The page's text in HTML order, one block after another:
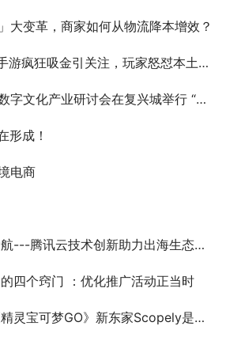
大变革，商家如何从物流降本增效？
狂吸金引关注，玩家怒怼本土换皮游戏
研讨会在复兴城举行 “海南游戏产业服务中心”揭牌
形成！
电商
创新助力出海生态共建》——腾讯云--出海解决方案总架构师-郑东
四个窍门 ：优化推广活动正当时
可梦GO》新东家Scopely是什么来头？